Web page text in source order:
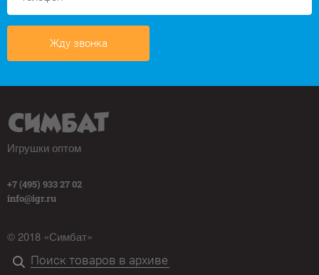
Жду звонка
Игрушки оптом
+7 (495) 933 27 02
info@igr.ru
© 2018 «Симбат»